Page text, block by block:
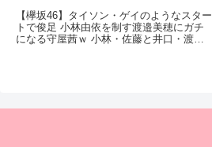
【欅坂46】タイソン・ゲイのようなスター
トで俊足 小林由依を制す渡邉美穂にガチ
になる守屋茜ｗ 小林・佐藤と井口・渡邉